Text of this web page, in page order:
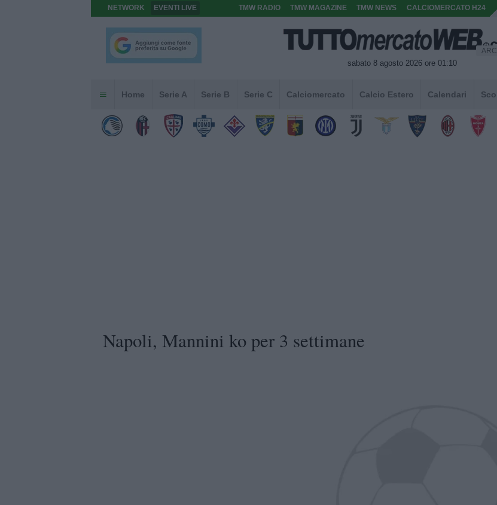
NETWORK EVENTI LIVE TMW RADIO TMW MAGAZINE TMW NEWS CALCIOMERCATO H24
sabato 8 agosto 2026 ore 01:10
Home Serie A Serie B Serie C Calciomercato Calcio Estero Calendari
Napoli, Mannini ko per 3 settimane